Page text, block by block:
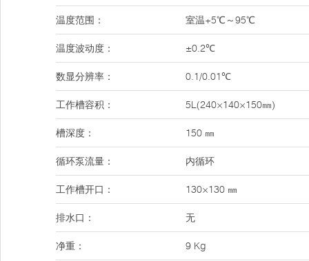
温度范围： 室温+5℃～95℃
温度波动度： ±0.2℃
数显分辨率： 0.1/0.01℃
工作槽容积： 5L(240×140×150㎜)
槽深度： 150 ㎜
循环泵流量： 内循环
工作槽开口： 130×130 ㎜
排水口： 无
净重： 9 Kg